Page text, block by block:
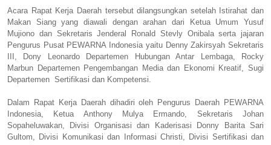
Acara Rapat Kerja Daerah tersebut dilangsungkan setelah Istirahat dan
Makan Siang yang diawali dengan arahan dari Ketua Umum Yusuf
Mujiono dan Sekretaris Jenderal Ronald Stevly Onibala serta jajaran
Pengurus Pusat PEWARNA Indonesia yaitu Denny Zakirsyah Sekretaris
III, Dony Leonardo Departemen Hubungan Antar Lembaga, Rocky
Marbun Departemen Pengembangan Media dan Ekonomi Kreatif, Sugi
Departemen Sertifikasi dan Kompetensi.
Dalam Rapat Kerja Daerah dihadiri oleh Pengurus Daerah PEWARNA
Indonesia, Ketua Anthony Mulya Ermando, Sekretaris Johan
Sopaheluwakan, Divisi Organisasi dan Kaderisasi Donny Barita Sari
Gultom, Divisi Komunikasi dan Informasi Christi, Divisi Sertifikasi dan